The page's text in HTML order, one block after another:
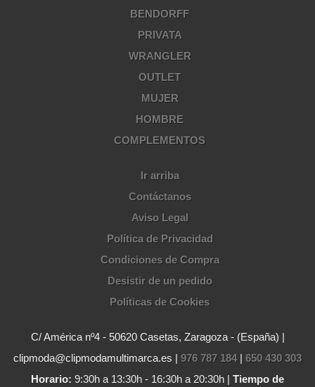
BENDORFF
PRIVATA
WRANGLER
OUTLET
MUJER
HOMBRE
COMPLEMENTOS
Ir arriba
Contáctanos
Aviso Legal
Política de Privacidad
Condiciones de Compra
Desistir de un pedido
Políticas de Cookies
C/ América nº4 - 50620 Casetas, Zaragoza - (España) |
clipmoda@clipmodamultimarca.es | 976 787 184| 650 430 303
Horario: 9:30h a 13:30h - 16:30h a 20:30h | Tiempo de